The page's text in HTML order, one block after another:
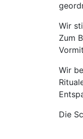
Wir
Zum
Wir
Die